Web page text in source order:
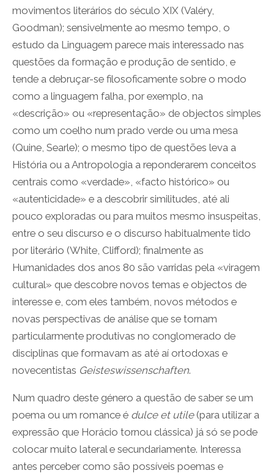
movimentos literários do século XIX (Valéry,
Goodman); sensivelmente ao mesmo tempo, o
estudo da Linguagem parece mais interessado nas
questões da formação e produção de sentido, e
tende a debruçar-se filosoficamente sobre o modo
como a linguagem falha, por exemplo, na
«descrição» ou «representação» de objectos simples
como um coelho num prado verde ou uma mesa
(Quine, Searle); o mesmo tipo de questões leva a
História ou a Antropologia a reponderarem conceitos
centrais como «verdade», «facto histórico» ou
«autenticidade» e a descobrir similitudes, até ali
pouco exploradas ou para muitos mesmo insuspeitas,
entre o seu discurso e o discurso habitualmente tido
por literário (White, Clifford); finalmente as
Humanidades dos anos 80 são varridas pela «viragem
cultural» que descobre novos temas e objectos de
interesse e, com eles também, novos métodos e
novas perspectivas de análise que se tornam
particularmente produtivas no conglomerado de
disciplinas que formavam as até aí ortodoxas e
novecentistas Geisteswissenschaften.
Num quadro deste género a questão de saber se um
poema ou um romance é dulce et utile(para utilizar a
expressão que Horácio tornou clássica) já só se pode
colocar muito lateral e secundariamente. Interessa
antes perceber como são possíveis poemas e